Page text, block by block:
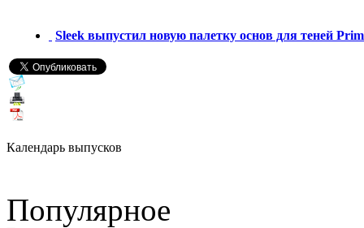
Sleek выпустил новую палетку основ для теней
Календарь выпусков
Популярное